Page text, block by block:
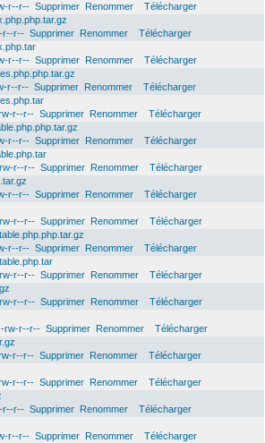
r--r-- Supprimer Renommer
Télécharger
r--r-- Supprimer Renommer
Télécharger
r--r-- Supprimer Renommer
Télécharger
r--r-- Supprimer Renommer
Télécharger
r--r-- Supprimer Renommer
Télécharger
r--r-- Supprimer Renommer
Télécharger
r--r-- Supprimer Renommer
Télécharger
r--r-- Supprimer Renommer
Télécharger
r--r-- Supprimer Renommer
Télécharger
r--r-- Supprimer Renommer
Télécharger
r--r-- Supprimer Renommer
Télécharger
r--r-- Supprimer Renommer
Télécharger
-rw-r--r-- Supprimer Renommer
Télécharger
r--r-- Supprimer Renommer
Télécharger
r--r-- Supprimer Renommer
Télécharger
r--r-- Supprimer Renommer
Télécharger
r--r-- Supprimer Renommer Télécharger